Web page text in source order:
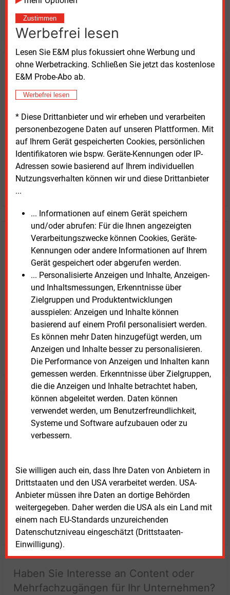
Zustimmen
Werbefrei lesen
Lesen Sie E&M plus fokussiert ohne Werbung und
ohne Werbetracking. Schließen Sie jetzt das kostenlose
E&M Probe-Abo ab.
Werbefrei lesen
* Diese Drittanbieter und wir erheben und verarbeiten
personenbezogene Daten auf unseren Plattformen. Mit
auf Ihrem Gerät gespeicherten Cookies, persönlichen
Identifikatoren wie bspw. Geräte-Kennungen oder IP-
Adressen sowie basierend auf Ihrem individuellen
Nutzungsverhalten können wir und diese Drittanbieter
...
... Informationen auf einem Gerät speichern
und/oder abrufen: Für die Ihnen angezeigten
Verarbeitungszwecke können Cookies, Geräte-
Kennungen oder andere Informationen auf Ihrem
Gerät gespeichert oder abgerufen werden.
... Personalisierte Anzeigen und Inhalte, Anzeigen-
und Inhaltsmessungen, Erkenntnisse über
Zielgruppen und Produktentwicklungen
ausspielen: Anzeigen und Inhalte können
basierend auf einem Profil personalisiert werden.
Es können mehr Daten hinzugefügt werden, um
Anzeigen und Inhalte besser zu personalisieren.
Die Performance von Anzeigen und Inhalten kann
gemessen werden. Erkenntnisse über Zielgruppen,
die die Anzeigen und Inhalte betrachtet haben,
können abgeleitet werden. Daten können
verwendet werden, um Benutzerfreundlichkeit,
Systeme und Software aufzubauen oder zu
verbessern.
Sie willigen auch ein, dass Ihre Daten von Anbietern in
Drittstaaten und den USA verarbeitet werden. USA-
Anbieter müssen ihre Daten an dortige Behörden
weitergegeben. Daher werden die USA als ein Land mit
einem nach EU-Standards unzureichenden
Datenschutzniveau eingeschätzt (Drittstaaten-
Einwilligung).
Möchten Sie diese und
weitere Nachrichten lesen?
Kaufen Sie den Artikel
erhalten Sie sofort diesen redaktionellen Beitrag für
JETZT ARTIKEL KAUFEN
Testen SieE&M
kostenlos und
unverbindlich
Zwei Wochen kostenfreier Zugang
Zugang auf stündlich aktualisierte Nachrichten mit
Prognose- und Marktdaten
+ einmal täglich E&M daily
+ zwei Ausgaben der Zeitung E&M
ohne automatische Verlängerung
JETZT KOSTENLOS TESTEN
Login für Kunden
LOGIN
Haben Sie Interesse an Content oder
Mehrfachzugängen für Ihr Unternehmen?